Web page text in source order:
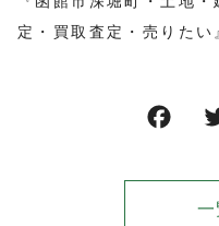
定・買取査定・売りたい
一